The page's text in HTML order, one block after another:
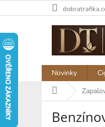
na
Novinky
Domů